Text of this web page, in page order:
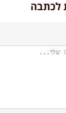
לכתבה